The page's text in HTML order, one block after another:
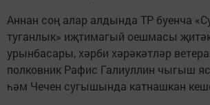
Аннан соң алар алдында ТР буенча
туганлык» иҗтимагый оешмасы
урынбасары, хәрби хәрәкәтләр
полковник Рафис Галиуллин чыгыш
һәм Чечен сугышында катнашкан